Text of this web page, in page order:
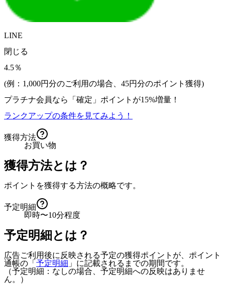
LINE
閉じる
4.5％
(例：1,000円分のご利用の場合、 45円分のポイント獲得)
プラチナ会員なら
「確定」 ポイントが15%増量！
ランクアップの条件を見てみよう！
獲得方法
お買い物
獲得方法とは？
ポイントを獲得する方法の概略です。
予定明細
即時〜10分程度
予定明細とは？
広告ご利用後に反映される予定の獲得ポイントが、ポイント
通帳の「 予定明細 」に記載されるまでの期間です。
（予定明細：なしの場合、予定明細への反映はありませ
ん。）